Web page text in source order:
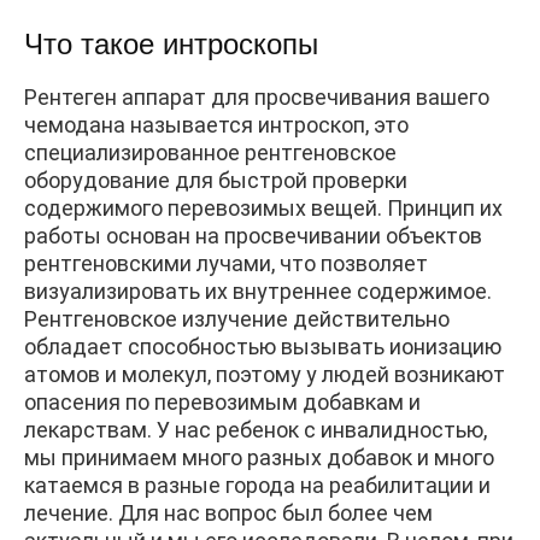
Что такое интроскопы
Рентеген аппарат для просвечивания вашего
чемодана называется интроскоп, это
специализированное рентгеновское
оборудование для быстрой проверки
содержимого перевозимых вещей. Принцип их
работы основан на просвечивании объектов
рентгеновскими лучами, что позволяет
визуализировать их внутреннее содержимое.
Рентгеновское излучение действительно
обладает способностью вызывать ионизацию
атомов и молекул, поэтому у людей возникают
опасения по перевозимым добавкам и
лекарствам. У нас ребенок с инвалидностью,
мы принимаем много разных добавок и много
катаемся в разные города на реабилитации и
лечение. Для нас вопрос был более чем